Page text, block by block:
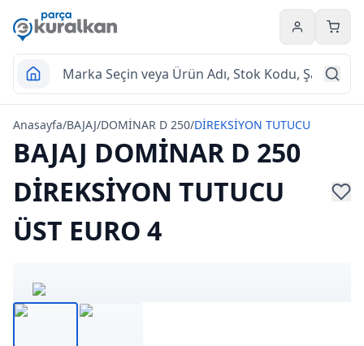
Hesabım
Anasayfa/BAJAJ/DOMİNAR D 250/DİREKSİYON TUTUCU
BAJAJ DOMİNAR D 250
DİREKSİYON TUTUCU
ÜST EURO 4